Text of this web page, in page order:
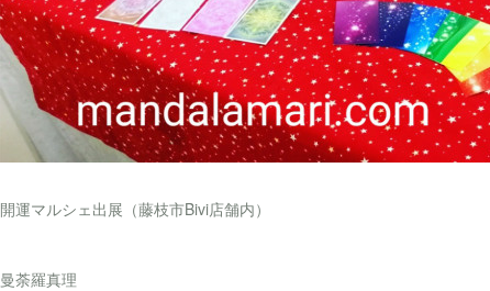
開運マルシェ出展（藤枝市Bivi店舗内）
曼荼羅真理